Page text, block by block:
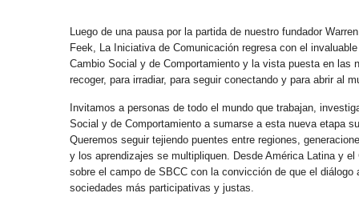
Luego de una pausa por la partida de nuestro fundador
Feek, La Iniciativa de Comunicación regresa con el
Cambio Social y de Comportamiento y la vista puesta en
recoger, para irradiar, para seguir conectando y para abrir al
Invitamos a personas de todo el mundo que trabajan,
Social y de Comportamiento a sumarse a esta nueva etapa
Queremos seguir tejiendo puentes entre regiones,
y los aprendizajes se multipliquen. Desde América Latina y
sobre el campo de SBCC con la convicción de que el
sociedades más participativas y justas.